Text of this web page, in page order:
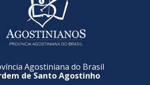
Agostiniana do Brasil
de Santo Agostinho